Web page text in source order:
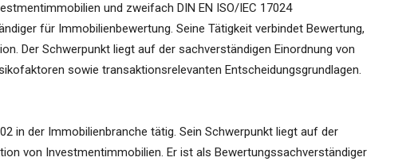
und zweifach DIN EN ISO/IEC 17024
für Immobilienbewertung. Seine Tätigkeit verbindet Bewertung,
Der Schwerpunkt liegt auf der sachverständigen Einordnung von
sowie transaktionsrelevanten Entscheidungsgrundlagen.
in der Immobilienbranche tätig. Sein Schwerpunkt liegt auf der
von Investmentimmobilien. Er ist als Bewertungssachverständiger